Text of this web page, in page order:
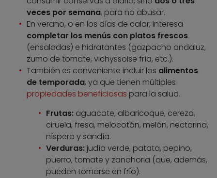
veces por semana, para no abusar.
En verano, o en los días de calor, interesa
completar los menús con platos frescos
(ensaladas) e hidratantes (gazpacho andaluz,
zumo de tomate, vichyssoise fría, etc.).
También es conveniente incluir los alimentos
de temporada, ya que tienen múltiples
propiedades beneficiosas para la salud.
Frutas: aguacate, albaricoque, cereza,
ciruela, fresa, melocotón, melón, nectarina,
níspero y sandía.
Verduras: judía verde, patata, pepino,
puerro, tomate y zanahoria (que, además,
pueden tomarse en frío).